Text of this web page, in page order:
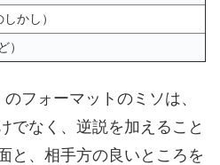
かし）
）
のフォーマットのミソは、
でなく、逆説を加えること
と、相手方の良いところを